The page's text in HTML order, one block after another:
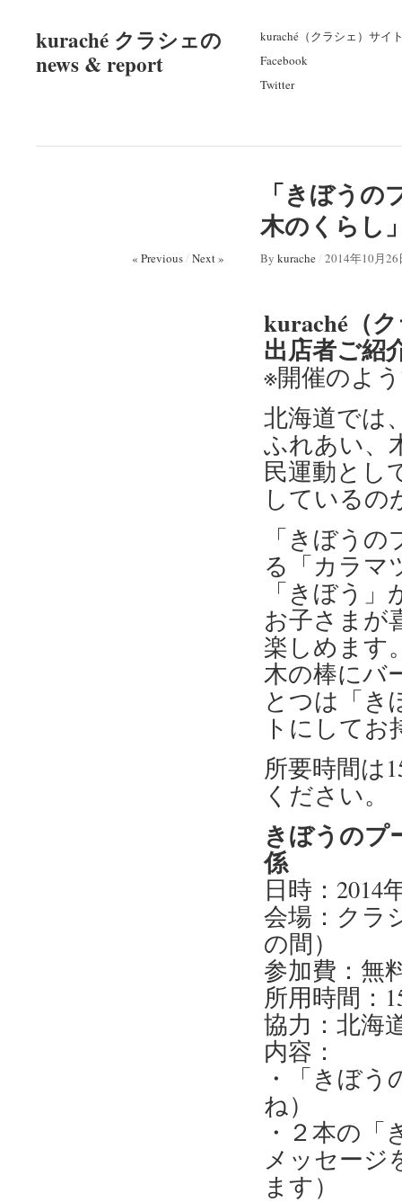
kuraché クラシェの
news & report
kuraché（クラシェ）サイ
Facebook
Twitter
「きぼう
木のくらし
« Previous/ Next » By kurache/ 2014年10月26
kuraché（
出店者ご紹
※開催のよ
北海道では
ふれあい、
民運動とし
しているの
「きぼう
る「カラマ
「きぼう
お子さまが
楽しめます
木の棒にバ
とつは「き
トにして
所要時間は
ください。
きぼうのプ
係
日時：2014
会場：クラ
の間）
参加費：無
所用時間：
協力：北海
内容：
・「きぼ
ね）
・２本の
メッセージ
ます）